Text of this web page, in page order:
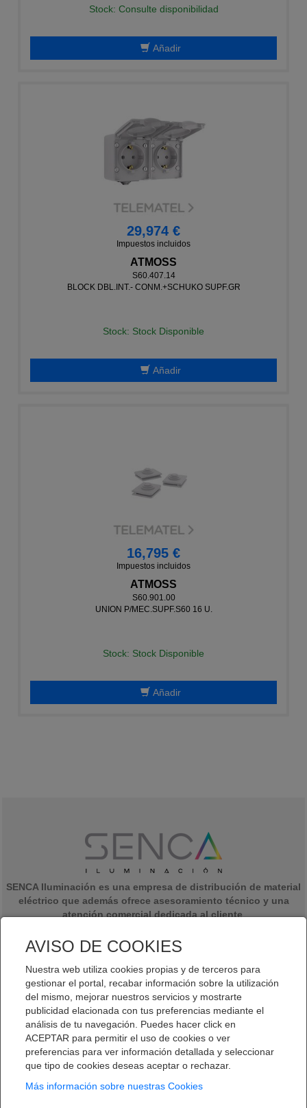
Stock: Consulte disponibilidad
Añadir
29,974 €
Impuestos incluidos
ATMOSS
S60.407.14
BLOCK DBL.INT.- CONM.+SCHUKO SUPF.GR
Stock: Stock Disponible
Añadir
16,795 €
Impuestos incluidos
ATMOSS
S60.901.00
UNION P/MEC.SUPF.S60 16 U.
Stock: Stock Disponible
Añadir
SENCA Iluminación es una empresa de distribución de material
eléctrico que además ofrece asesoramiento técnico y una
atención comercial dedicada al cliente.
experiencia de más de 20 años en el sector eléctrico y de la
iluminación y con ganas de darle un giro al almacén de venta de
material eléctrico.
Aviso legal |Política de privacidad|Política de cookies
AVISO DE COOKIES
Nuestra web utiliza cookies propias y de terceros para
gestionar el portal, recabar información sobre la utilización
del mismo, mejorar nuestros servicios y mostrarte
publicidad elacionada con tus preferencias mediante el
análisis de tu navegación. Puedes hacer click en
ACEPTAR para permitir el uso de cookies o ver
preferencias para ver información detallada y seleccionar
que tipo de cookies deseas aceptar o rechazar.
Más información sobre nuestras Cookies